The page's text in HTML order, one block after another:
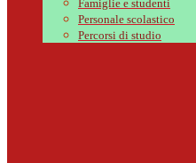
Famiglie e studenti
Personale scolastico
Percorsi di studio